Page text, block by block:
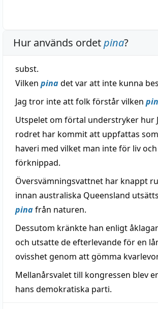
Hur används ordetpina?
subst.
Vilken pinadet var att inte kunna
Jag tror inte att folk förstår vilken
Utspelet om förtal understryker hur
rodret har kommit att uppfattas
haveri med vilket man inte för liv och
förknippad.
Översvämningsvattnet har knappt
innan australiska Queensland
pinafrån naturen.
Dessutom kränkte han enligt
och utsatte de efterlevande för en
ovisshet genom att gömma
Mellanårsvalet till kongressen blev
hans demokratiska parti.